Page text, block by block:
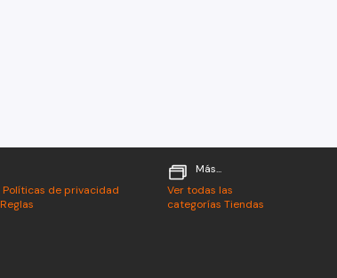
Políticas de privacidad
Reglas
Más...
Ver todas las
categorías Tiendas